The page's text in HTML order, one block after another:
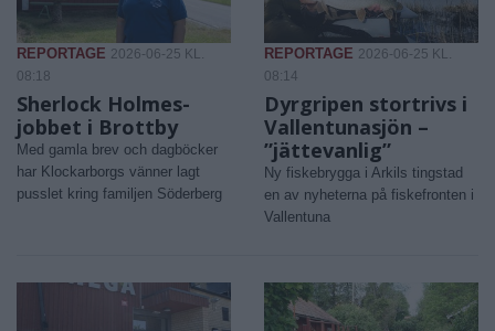
REPORTAGE 2026-06-25 KL.
08:18
Sherlock Holmes-
jobbet i Brottby
Med gamla brev och dagböcker
har Klockarborgs vänner lagt
pusslet kring familjen Söderberg
REPORTAGE 2026-06-25 KL.
08:14
Dyrgripen stortrivs i
Vallentunasjön –
”jättevanlig”
Ny fiskebrygga i Arkils tingstad
en av nyheterna på fiskefronten i
Vallentuna